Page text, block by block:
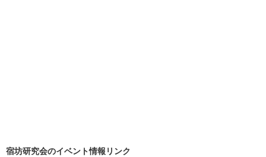
宿坊研究会のイベント情報リンク